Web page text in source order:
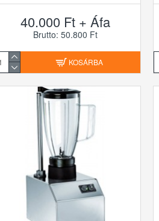
40.000 Ft + Áfa
Brutto: 50.800 Ft
KOSÁRBA